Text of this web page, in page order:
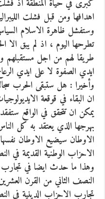
كبرى في حياة المنطقة اذ
اهدافها ومن قبل فشلت
وستفشل ظاهرة الاسلام
تطرحها اليوم ، اذ لم يبق الا
طريقا لهم من اجل مستقبلهم
ايدي الصفوة لا على ايدي
وأخيرا : هل ستبقى الحرب
ان البقاء في قوقعة
يمكن ان تتحقق في الواقع
بهرجها الذي يعتقد به كل
الاوطان سيضيع الاوطان
الاحزاب الوطنية القديمة في
وهذا ما حدث ايضا في تجارب
النصف الثاني من القرن
تجارب الاحزاب الدينية في